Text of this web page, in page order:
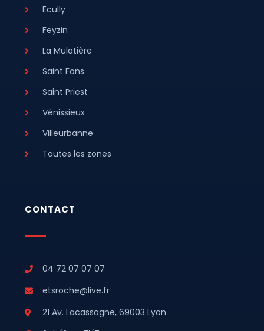
Ecully
Feyzin
La Mulatière
Saint Fons
Saint Priest
Vénissieux
Villeurbanne
Toutes les zones
CONTACT
04 72 07 07 07
etsroche@live.fr
21 Av. Lacassagne, 69003 Lyon